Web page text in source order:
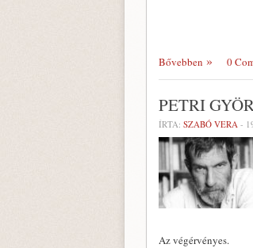
Bővebben 0
PETRI
ÍRTA: SZABÓ VERA -
Az végérvényes.